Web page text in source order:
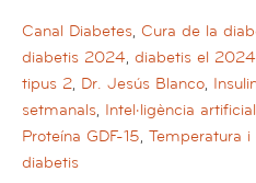
Canal Diabetes, Cura de la
diabetis 2024, diabetis el 2024
tipus 2, Dr. Jesús Blanco,
setmanals, Intel·ligència artificial
Proteína GDF-15, Temperatura
diabetis